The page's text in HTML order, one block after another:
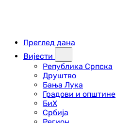
Преглед дана
Вијести
Република Српска
Друштво
Бања Лука
Градови и општине
БиХ
Србија